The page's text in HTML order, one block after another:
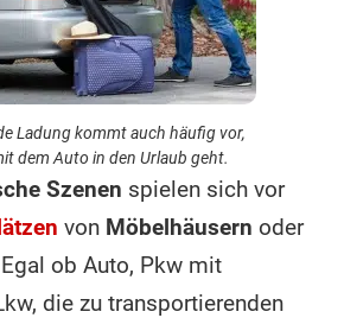
Ladung kommt auch häufig vor,
dem Auto in den Urlaub geht.
Szenen spielen sich vor
von Möbelhäusern oder
ob Auto, Pkw mit
die zu transportierenden